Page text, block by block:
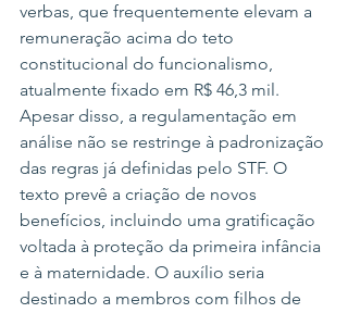
verbas, que frequentemente elevam a
remuneração acima do teto
constitucional do funcionalismo,
atualmente fixado em R$ 46,3 mil.
Apesar disso, a regulamentação em
análise não se restringe à padronização
das regras já definidas pelo STF. O
texto prevê a criação de novos
benefícios, incluindo uma gratificação
voltada à proteção da primeira infância
e à maternidade. O auxílio seria
destinado a membros com filhos de